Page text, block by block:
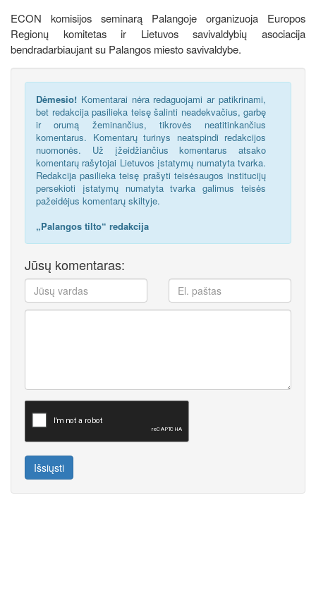
ECON komisijos seminarą Palangoje organizuoja Europos
Regionų komitetas ir Lietuvos savivaldybių asociacija
bendradarbiaujant su Palangos miesto savivaldybe.
Dėmesio! Komentarai nėra redaguojami ar patikrinami,
bet redakcija pasilieka teisę šalinti neadekvačius, garbę
ir orumą žeminančius, tikrovės neatitinkančius
komentarus. Komentarų turinys neatspindi redakcijos
nuomonės. Už įžeidžiančius komentarus atsako
komentarų rašytojai Lietuvos įstatymų numatyta tvarka.
Redakcija pasilieka teisę prašyti teisėsaugos institucijų
persekioti įstatymų numatyta tvarka galimus teisės
pažeidėjus komentarų skiltyje.
„Palangos tilto“ redakcija
Jūsų komentaras:
Išsiųsti